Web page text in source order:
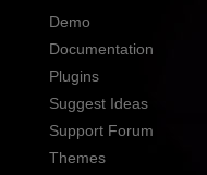
Demo
Documentation
Plugins
Suggest Ideas
Support Forum
Themes